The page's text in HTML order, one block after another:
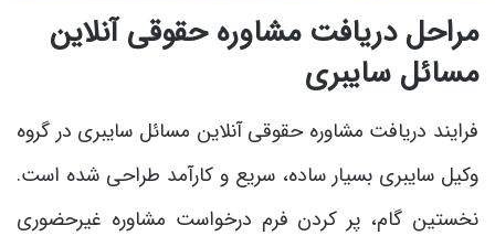
مراحل دریافت مشاوره حقوقی آنلاین
مسائل سایبری
فرایند دریافت مشاوره حقوقی آنلاین مسائل سایبری در گروه
وکیل سایبری بسیار ساده، سریع و کارآمد طراحی شده است.
نخستین گام، پر کردن فرم درخواست مشاوره غیرحضوری